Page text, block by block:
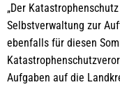
„Der
Selbstverwaltung zur
ebenfalls für diesen
Aufgaben auf die